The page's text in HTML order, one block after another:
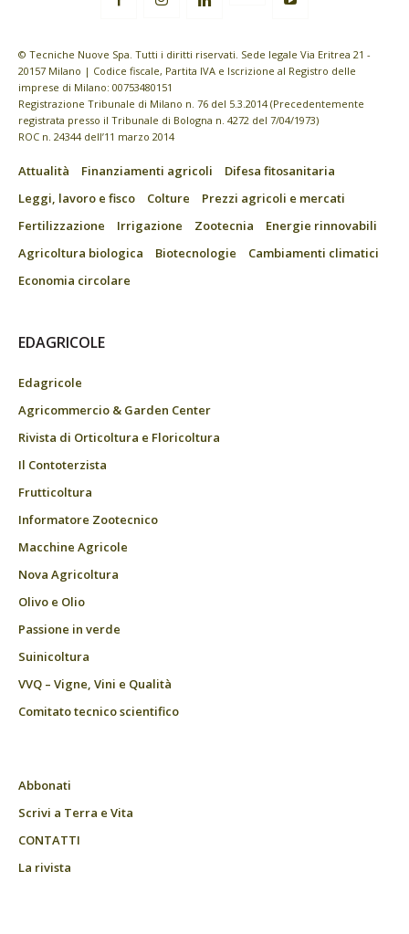
© Tecniche Nuove Spa. Tutti i diritti riservati. Sede legale Via Eritrea 21 -
20157 Milano | Codice fiscale, Partita IVA e Iscrizione al Registro delle
imprese di Milano: 00753480151
Registrazione Tribunale di Milano n. 76 del 5.3.2014 (Precedentemente
registrata presso il Tribunale di Bologna n. 4272 del 7/04/1973)
ROC n. 24344 dell’11 marzo 2014
Attualità Finanziamenti agricoli
Difesa fitosanitaria
Leggi, lavoro e fisco
Colture
Prezzi agricoli e mercati
Fertilizzazione
Irrigazione Zootecnia
Energie rinnovabili
Agricoltura biologica
Biotecnologie
Cambiamenti climatici
Economia circolare
EDAGRICOLE
Edagricole
Agricommercio & Garden Center
Rivista di Orticoltura e Floricoltura
Il Contoterzista
Frutticoltura
Informatore Zootecnico
Macchine Agricole
Nova Agricoltura
Olivo e Olio
Passione in verde
Suinicoltura
VVQ – Vigne, Vini e Qualità
Comitato tecnico scientifico
Abbonati
Scrivi a Terra e Vita
CONTATTI
La rivista